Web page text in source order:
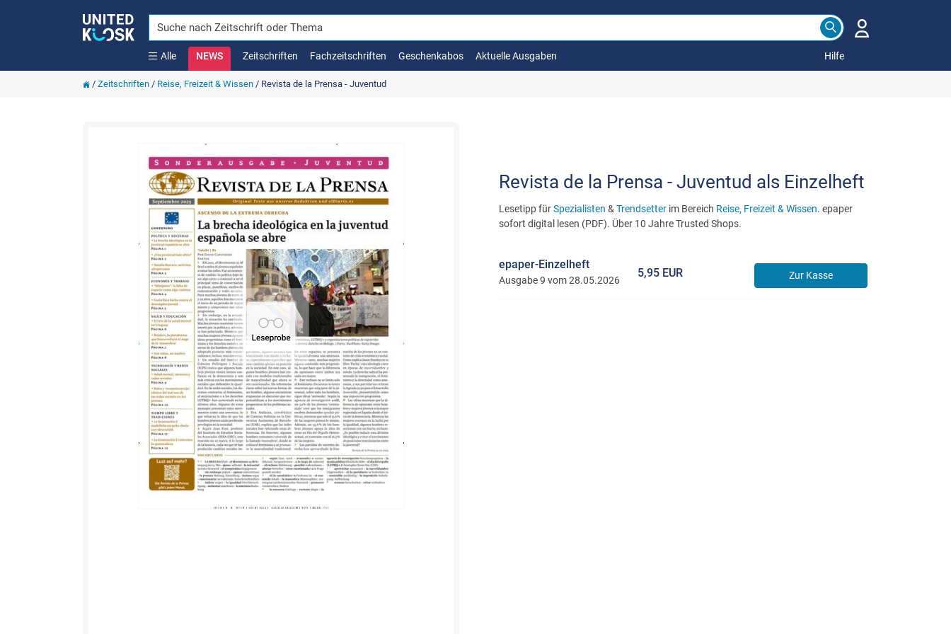
Alle NEWS Zeitschriften Fachzeitschriften Geschenkabos Aktuelle Ausgaben Hilfe
/ Zeitschriften/ Reise, Freizeit & Wissen/ Revista de la Prensa - Juventud
Revista de la Prensa - Juventud als Einzelheft
Lesetipp fürSpezialisten & Trendsetterim Bereich Reise, Freizeit & Wissen. epaper
sofort digital lesen (PDF). Über 10 Jahre Trusted Shops.
epaper-Einzelheft
Ausgabe 9 vom 28.05.2026 Zur Kasse
5,95 EUR